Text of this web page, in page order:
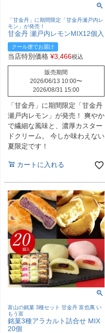
「甘金丹」に期間限定「甘金丹瀬戸内レ
モン」が発売！
甘金丹 瀬戸内レモンMIX12個入
クール便でお届け
当店特別価格 ¥3,466税込
販売期間
2026/06/13 10:00〜
2026/08/31 15:00
「甘金丹」に期間限定「甘金丹
瀬戸内レモン」が発売！ 爽やか
で繊細な風味と、濃厚カスター
ドクリーム。 今しか味わえない
夏限定です！
カートに入れる
富山の銘菓 3種セット 甘金丹 富也萬 い
もう富
銘菓3種アラカルト詰合せ MIX
20個